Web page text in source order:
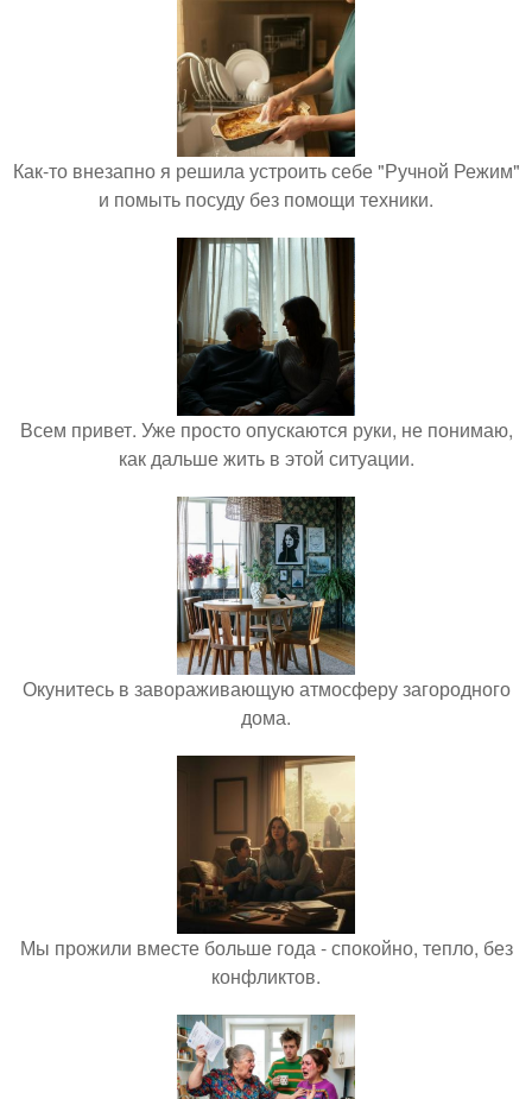
Как-то внезапно я решила устроить себе "Ручной Режим"
и помыть посуду без помощи техники.
Всем привет. Уже просто опускаются руки, не понимаю,
как дальше жить в этой ситуации.
Окунитесь в завораживающую атмосферу загородного
дома.
Мы прожили вместе больше года - спокойно, тепло, без
конфликтов.